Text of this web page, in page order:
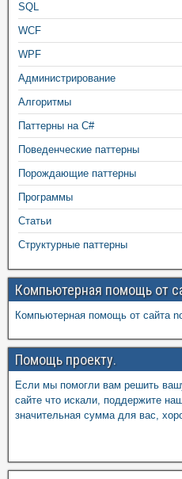
SQL
WCF
WPF
Администрирование
Алгоритмы
Паттерны на C#
Поведенческие паттерны
Порождающие паттерны
Программы
Статьи
Структурные паттерны
Компьютерная помощь от
Компьютерная помощь от сайта
Помощь проекту.
Если мы помогли вам решить
сайте что искали, поддержите
значительная сумма для вас,